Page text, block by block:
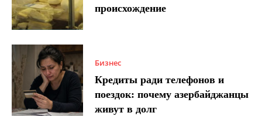
происхождение
Бизнес
Кредиты ради телефонов и
поездок: почему азербайджанцы
живут в долг